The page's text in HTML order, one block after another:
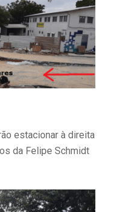
estacionar à direita
da Felipe Schmidt